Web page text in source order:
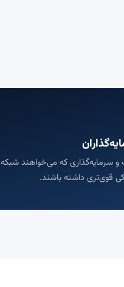
سرمایه‌گذاری که می‌خواهند شبکه
قوی‌تری داشته باشند.